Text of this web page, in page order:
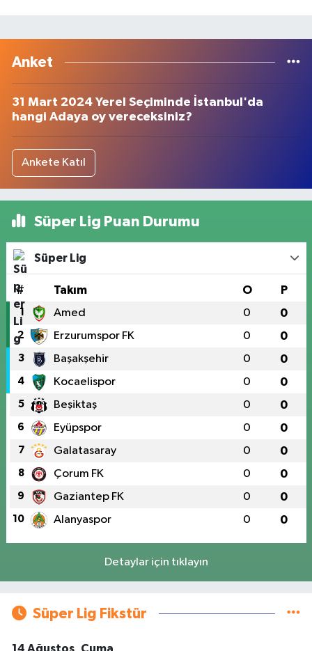
Anket
31 Mart 2024 Yerel Seçiminde İstanbul'da
hangi Adaya oy vereceksiniz?
Ankete Katıl
Süper Lig Puan Durumu
Süper Lig
# Takım O P
1 Amed 0 0
2 Erzurumspor FK 0 0
3 Başakşehir 0 0
4 Kocaelispor 0 0
5 Beşiktaş 0 0
6 Eyüpspor 0 0
7 Galatasaray 0 0
8 Çorum FK 0 0
9 Gaziantep FK 0 0
10 Alanyaspor 0 0
Detaylar için tıklayın
Süper Lig Fikstür
14 Ağustos, Cuma